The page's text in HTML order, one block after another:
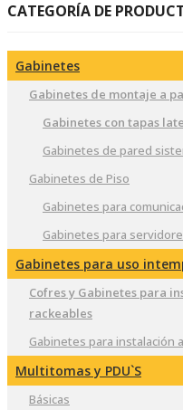
CATEGORÍA DE
Gabinetes
Gabinetes de montaje a
Gabinetes con tapas
Gabinetes de pared
Gabinetes de Piso
Gabinetes para
Gabinetes para
Gabinetes para uso
Cofres y Gabinetes para
rackeables
Gabinetes para instalación
Multitomas y PDU`S
Básicas